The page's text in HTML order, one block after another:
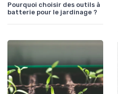
Pourquoi choisir des outils à
batterie pour le jardinage ?